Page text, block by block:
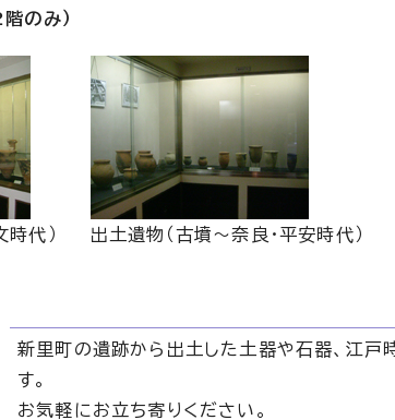
のみ）
代） 出土遺物（古墳～奈良・平安時代）
新里町の遺跡から出土した土器や石器、江
す。
お気軽にお立ち寄りください。